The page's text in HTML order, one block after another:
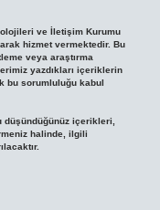
ve İletişim Kurumu
hizmet vermektedir. Bu
veya araştırma
yazdıkları içeriklerin
bu sorumluluğu kabul
düşündüğünüz içerikleri,
halinde, ilgili